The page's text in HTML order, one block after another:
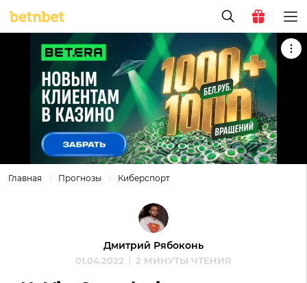
Главная Прогнозы Киберспорт
Дмитрий Рябоконь
01.04.2022 2 МИНУТЫ ЧТЕНИЯ